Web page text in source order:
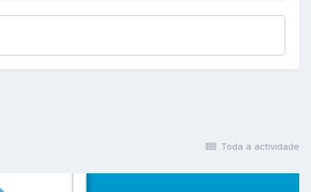
Toda a actividade